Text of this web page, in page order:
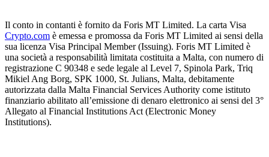
Il conto in contanti è fornito da Foris MT Limited. La carta Visa
Crypto.com è emessa e promossa da Foris MT Limited ai sensi della
sua licenza Visa Principal Member (Issuing). Foris MT Limited è
una società a responsabilità limitata costituita a Malta, con numero di
registrazione C 90348 e sede legale al Level 7, Spinola Park, Triq
Mikiel Ang Borg, SPK 1000, St. Julians, Malta, debitamente
autorizzata dalla Malta Financial Services Authority come istituto
finanziario abilitato all’emissione di denaro elettronico ai sensi del 3°
Allegato al Financial Institutions Act (Electronic Money
Institutions).